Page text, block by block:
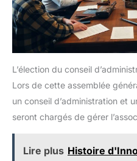
L’élection du conseil
Lors de cette assemblée
un conseil d’administration et
seront chargés de gérer
Lire plus Histoire